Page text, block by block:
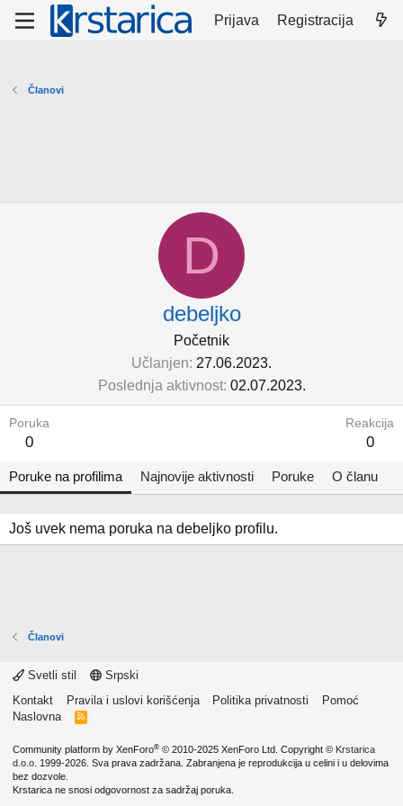
Prijava Registracija
Članovi
D
debeljko
Početnik
Učlanjen 27.06.2023.
Poslednja aktivnost 02.07.2023.
Poruka
0
Reakcija
0
Poruke na profilima Najnovije aktivnosti Poruke O članu
Još uvek nema poruka na debeljko profilu.
Članovi
Svetli stil
Srpski
Kontakt
Pravila i uslovi korišćenja Politika privatnosti
Pomoć
Naslovna
R
Community platform by XenForo® © 2010-2025 XenForo Ltd. Copyright © Krstarica
d.o.o. 1999-2026. Sva prava zadržana. Zabranjena je reprodukcija u celini i u delovima
bez dozvole.
Krstarica ne snosi odgovornost za sadržaj poruka.